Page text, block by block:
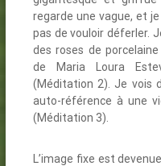
regarde une vague, et je
pas de vouloir déferler.
des roses de
de Maria Loura
(Méditation 2). Je vois
auto-référence à une
(Méditation 3).
L’image fixe est